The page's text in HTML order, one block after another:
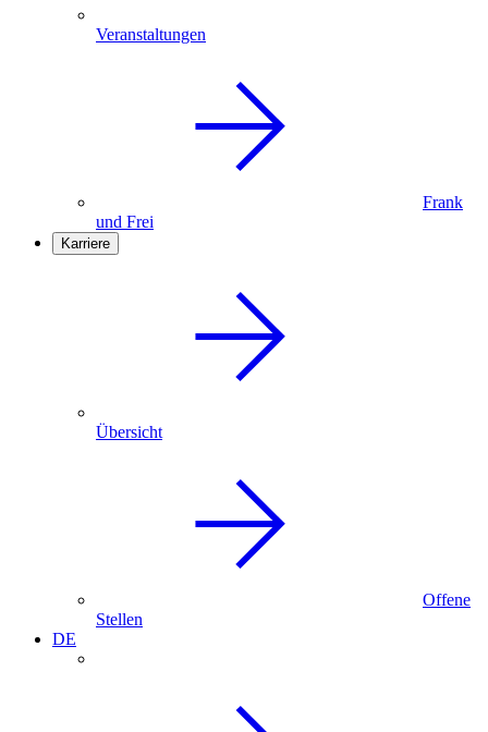
Veranstaltungen
Frank
und Frei
Karriere
Übersicht
Offene
Stellen
DE